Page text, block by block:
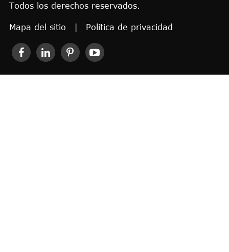
Todos los derechos reservados.
Mapa del sitio Política de privacidad